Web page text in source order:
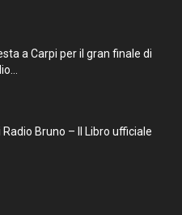
a Carpi per il gran finale di
Radio Bruno – Il Libro ufficiale